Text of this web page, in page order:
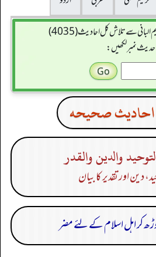
البانی سے تلاش کل احادیث (4035)
حدیث نمبر لکھیں:
صحيحه
والدين والقدر
دین اور تقدیر کا بیان
کر اہل اسلام کے لئے مضر